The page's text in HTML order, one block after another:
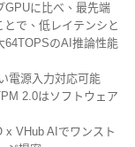
GPUに比べ、最先端
で、低レイテンシと
64TOPSのAI推論性能
電源入力対応可能
2.0はソフトウェア
x VHub AIでワンスト